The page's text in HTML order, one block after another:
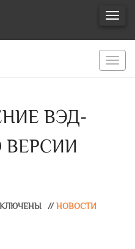
ВЭД-
// НОВОСТИ